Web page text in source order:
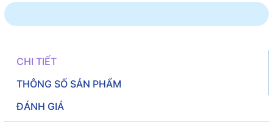
CHI TIẾT
THÔNG SỐ SẢN PHẨM
ĐÁNH GIÁ